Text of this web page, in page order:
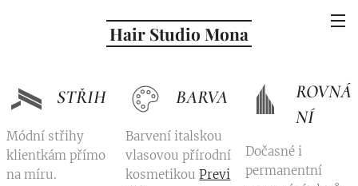
Hair Studio Mona
STŘIH
Módní střihy
klientkám přímo
na míru.
BARVA
Barvení italskou
vlasovou přírodní
kosmetikouPrevi
ROVNÁ
NÍ
Dočasné i
permanentní